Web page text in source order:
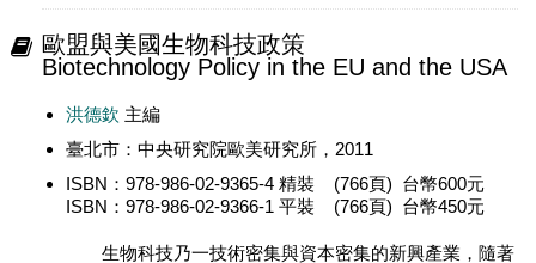
歐盟與美國生物科技政策
Biotechnology Policy in the EU and the USA
洪德欽 主編
臺北市：中央研究院歐美研究所，2011
ISBN：978-986-02-9365-4 精裝 (766頁) 台幣600元
ISBN：978-986-02-9366-1 平裝 (766頁) 台幣450元
生物科技乃一技術密集與資本密集的新興產業，隨著